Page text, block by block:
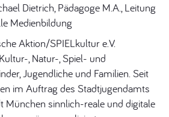
Dietrich, Pädagoge M.A., Leitung
Medienbildung
Aktion/SPIELkultur e.V.
, Natur-, Spiel- und
Jugendliche und Familien. Seit
im Auftrag des Stadtjugendamts
München sinnlich-reale und digitale